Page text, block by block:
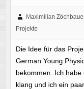
Maximilian
Projekte
Die Idee für das
German Young
bekommen. Ich
klang und ich ein